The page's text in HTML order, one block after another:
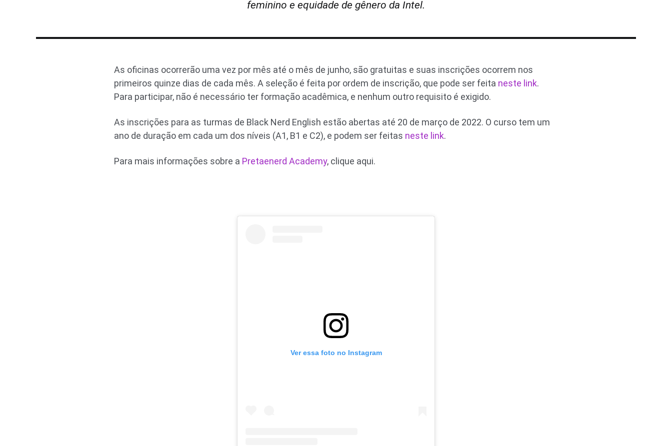
feminino e equidade de gênero da Intel.
As oficinas ocorrerão uma vez por mês até o mês de junho, são gratuitas e suas inscrições ocorrem nos
primeiros quinze dias de cada mês. A seleção é feita por ordem de inscrição, que pode ser feita neste link.
Para participar, não é necessário ter formação acadêmica, e nenhum outro requisito é exigido.
As inscrições para as turmas de Black Nerd English estão abertas até 20 de março de 2022. O curso tem um
ano de duração em cada um dos níveis (A1, B1 e C2), e podem ser feitas neste link.
Para mais informações sobre a Pretaenerd Academy, clique aqui.
Ver essa foto no Instagram